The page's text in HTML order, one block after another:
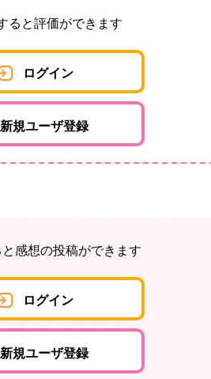
ると評価ができます
ログイン
新規ユーザ登録
と感想の投稿ができます
ログイン
新規ユーザ登録